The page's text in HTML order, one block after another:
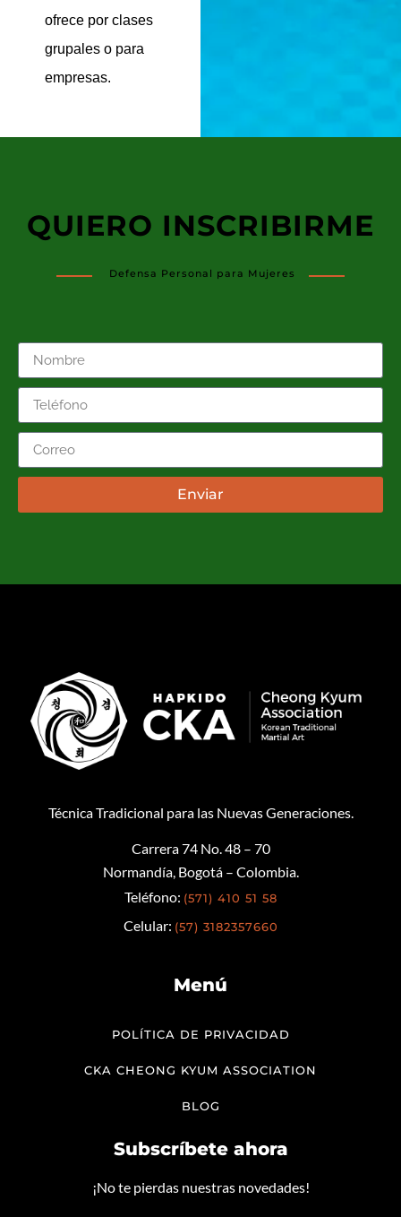
ofrece por clases
grupales o para
empresas.
QUIERO INSCRIBIRME
Defensa Personal para Mujeres
Enviar
Técnica Tradicional para las Nuevas Generaciones.
Carrera 74 No. 48 – 70
Normandía, Bogotá – Colombia.
Teléfono: (571) 410 51 58
Celular: (57) 3182357660
Menú
POLÍTICA DE PRIVACIDAD
CKA CHEONG KYUM ASSOCIATION
BLOG
Subscríbete ahora
¡No te pierdas nuestras novedades!